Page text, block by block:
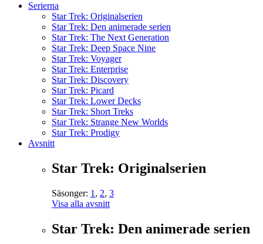
Serierna
Star Trek: Originalserien
Star Trek: Den animerade serien
Star Trek: The Next Generation
Star Trek: Deep Space Nine
Star Trek: Voyager
Star Trek: Enterprise
Star Trek: Discovery
Star Trek: Picard
Star Trek: Lower Decks
Star Trek: Short Treks
Star Trek: Strange New Worlds
Star Trek: Prodigy
Avsnitt
Star Trek: Originalserien
Säsonger: 1 , 2, 3
Visa alla avsnitt
Star Trek: Den animerade serien